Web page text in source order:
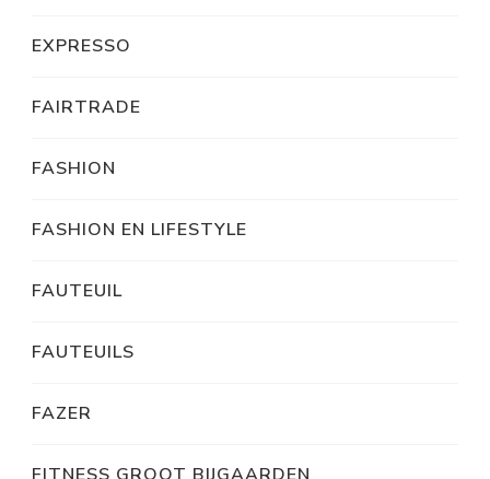
EXPRESSO
FAIRTRADE
FASHION
FASHION EN LIFESTYLE
FAUTEUIL
FAUTEUILS
FAZER